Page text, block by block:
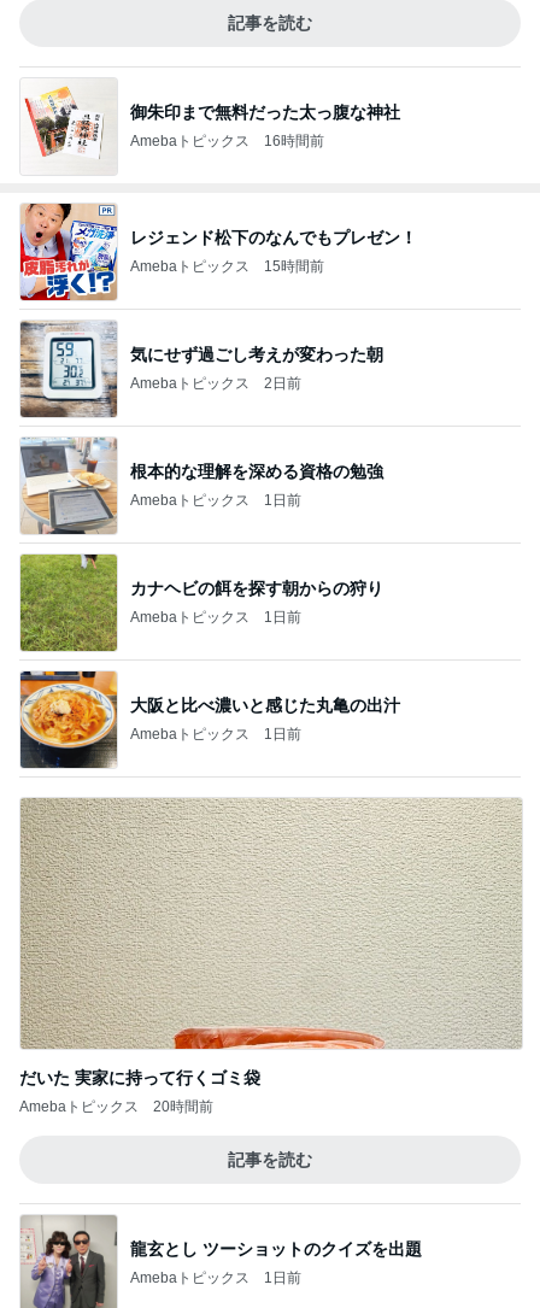
記事を読む
御朱印まで無料だった太っ腹な神社
Amebaトピックス 16時間前
レジェンド松下のなんでもプレゼン！
Amebaトピックス 15時間前
気にせず過ごし考えが変わった朝
Amebaトピックス 2日前
根本的な理解を深める資格の勉強
Amebaトピックス 1日前
カナヘビの餌を探す朝からの狩り
Amebaトピックス 1日前
大阪と比べ濃いと感じた丸亀の出汁
Amebaトピックス 1日前
だいた 実家に持って行くゴミ袋
Amebaトピックス 20時間前
記事を読む
龍玄とし ツーショットのクイズを出題
Amebaトピックス 1日前